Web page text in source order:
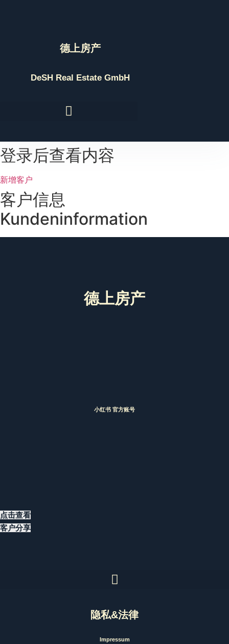
德上房产
DeSH Real Estate GmbH
登录后查看内容
新增客户
客户信息
Kundeninformation
德上房产
小红书 官方账号
点击查看
客户分享
隐私&法律
Impressum